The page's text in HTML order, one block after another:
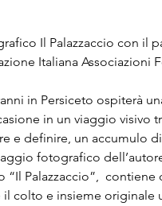
Il Palazzaccio con il
Italiana Associazioni
in Persiceto ospiterà
in un viaggio visivo
e definire, un accumulo
fotografico
“Il Palazzaccio”,
il colto e insieme